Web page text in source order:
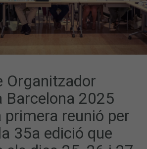
Organitzador
Barcelona 2025
primera reunió per
35a edició que